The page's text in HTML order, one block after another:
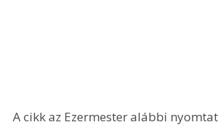
A cikk az Ezermester alábbi